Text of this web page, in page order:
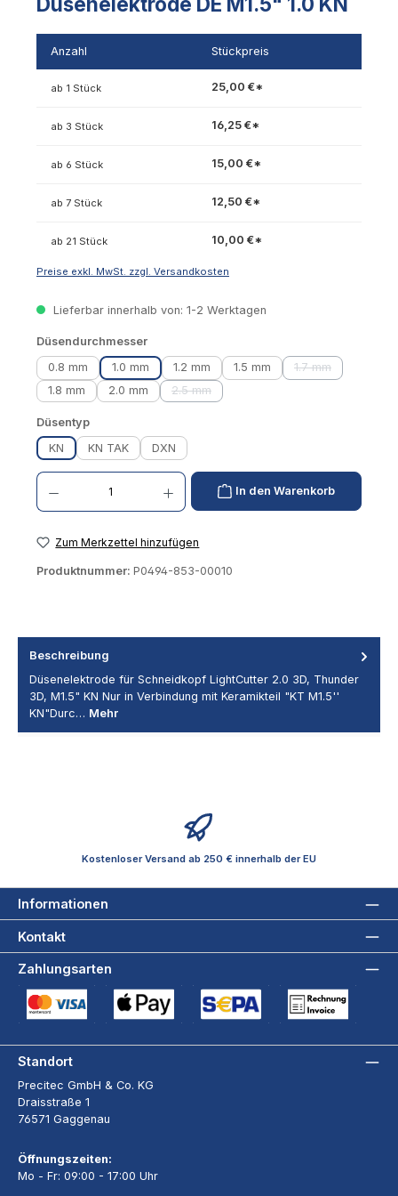
Anzahl Stückpreis
ab 1 Stück 25,00 €*
ab 3 Stück 16,25 €*
ab 6 Stück 15,00 €*
ab 7 Stück 12,50 €*
ab 21 Stück 10,00 €*
Preise exkl. MwSt. zzgl. Versandkosten
Lieferbar innerhalb von: 1-2 Werktagen
Düsendurchmesserauswählen
0.8 mm
1.0 mm 1.2 mm 1.5 mm 1.7 mm
(Diese Option
1.8 mm 2.0 mm 2.5 mm
(Diese Option ist zurzeit nicht verfügbar.)
Düsentypauswählen
KN
KN TAK DXN
Produkt Anzahl: Gib den gewünschten Wert ein oder benutze die Schaltflächen um
In den Warenkorb
Zum Merkzettel hinzufügen
Produktnummer: P0494-853-00010
Beschreibung
Düsenelektrode für Schneidkopf LightCutter 2.0 3D, Thunder
3D, M1.5" KN Nur in Verbindung mit Keramikteil "KT M1.5''
KN"Durc… Mehr
Kostenloser Versand ab 250 € innerhalb der EU
Informationen
Kontakt
Zahlungsarten
Standort
Precitec GmbH & Co. KG
Draisstraße 1
76571 Gaggenau
Öffnungszeiten:
Mo - Fr: 09:00 - 17:00 Uhr